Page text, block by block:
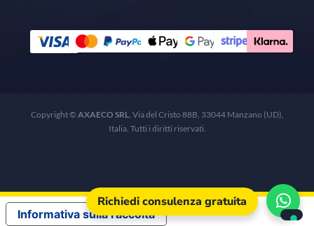
Copyright © AXAECO SRL, Via del Cristo 88B, 33044 Manzano (UD),
Italia. Tutti i diritti riservati.
Richiedi consulenza gratuita
Informativa sulla raccolta